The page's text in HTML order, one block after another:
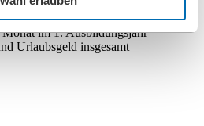
am 1.9.
im 1. Ausbildungsjahr
Urlaubsgeld insgesamt